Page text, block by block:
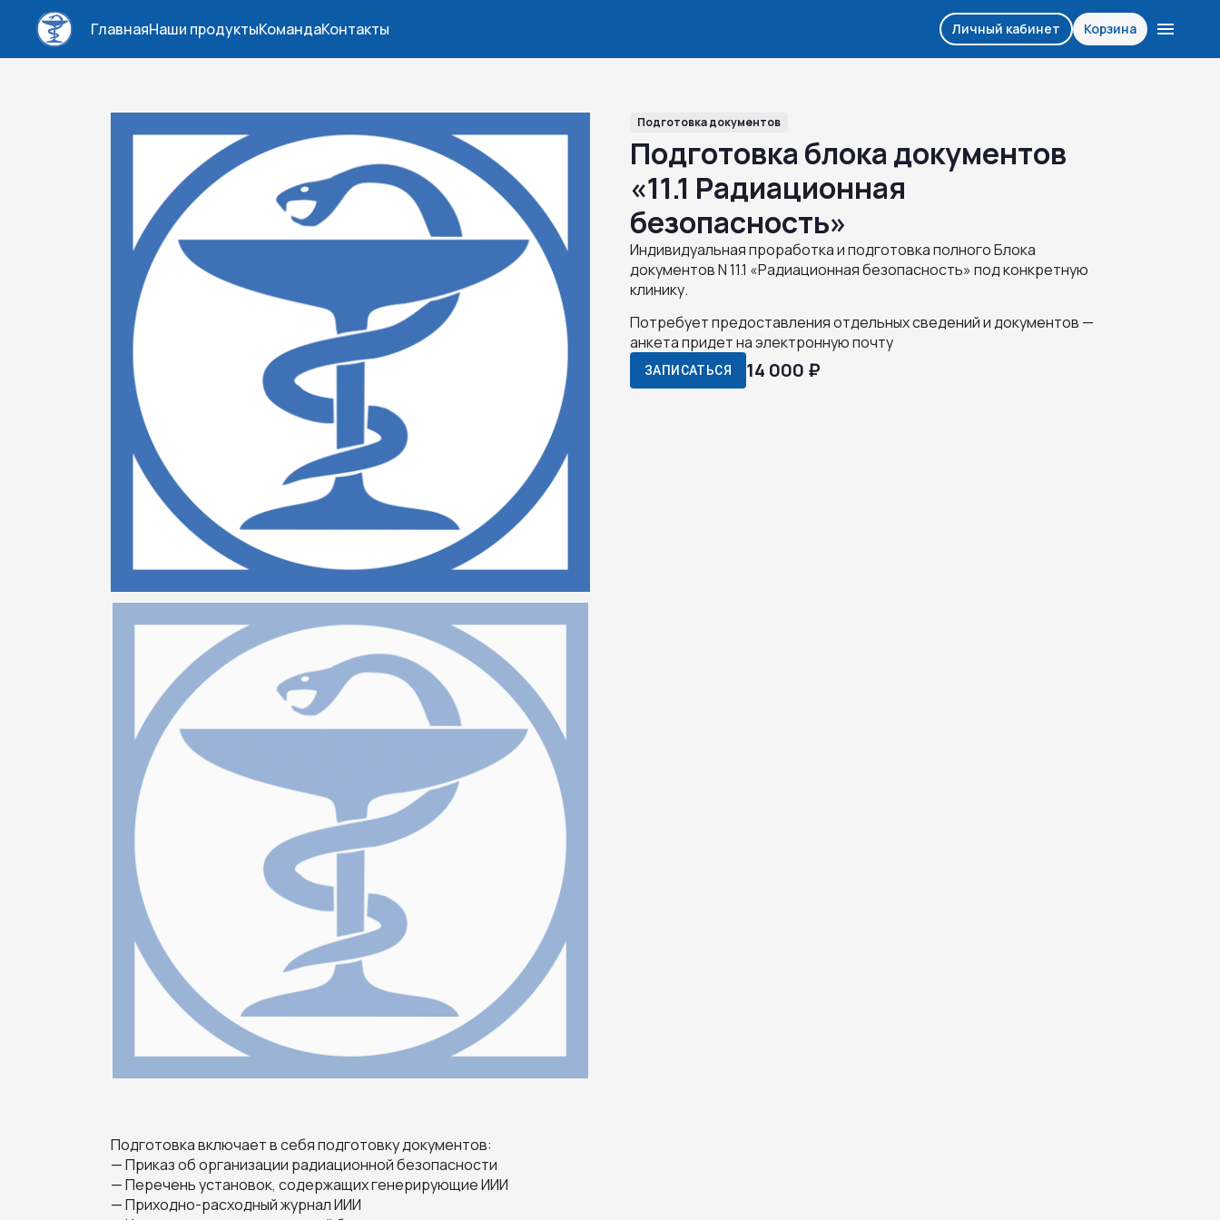
ГлавнаяНаши продуктыКомандаКонтакты Личный кабинет Корзина
Подготовка документов
Подготовка блока документов
«11.1 Радиационная
безопасность»
Индивидуальная проработка и подготовка полного Блока
документов N 11.1 «Радиационная безопасность» под конкретную
клинику.
Потребует предоставления отдельных сведений и документов —
анкета придет на электронную почту
14 000 ₽
ЗАПИСАТЬСЯ
Подготовка включает в себя подготовку документов:
— Приказ об организации радиационной безопасности
— Перечень установок, содержащих генерирующие ИИИ
— Приходно-расходный журнал ИИИ